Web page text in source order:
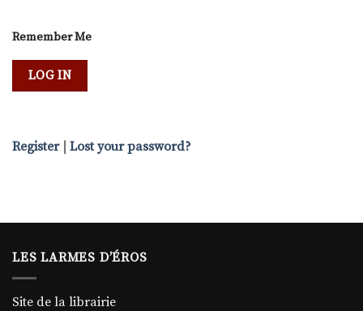
Remember Me
Register Lost your password?
LES LARMES D’ÉROS
Site de la librairie